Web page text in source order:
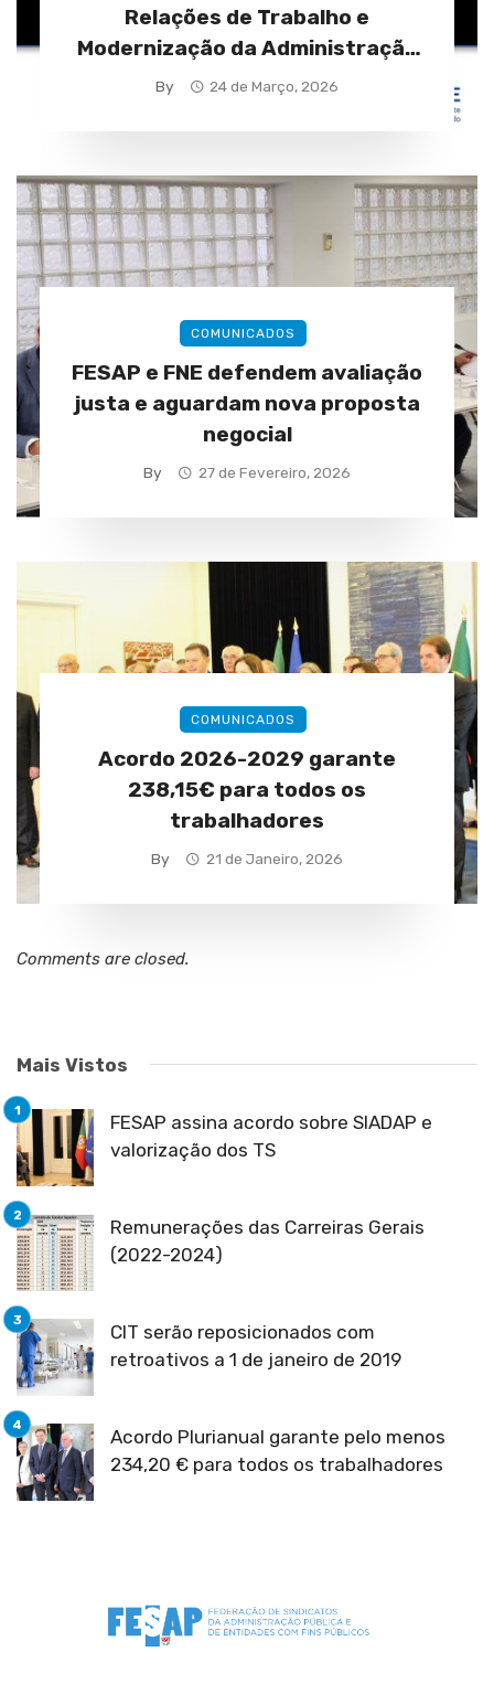
Relações de Trabalho e
Modernização da Administração
Pública (28 a 30 de abril)
By 24 de Março, 2026
COMUNICADOS
FESAP e FNE defendem avaliação
justa e aguardam nova proposta
negocial
By 27 de Fevereiro, 2026
COMUNICADOS
Acordo 2026-2029 garante
238,15€ para todos os
trabalhadores
By 21 de Janeiro, 2026
Comments are closed.
Mais Vistos
FESAP assina acordo sobre SIADAP e
valorização dos TS
Remunerações das Carreiras Gerais
(2022-2024)
CIT serão reposicionados com
retroativos a 1 de janeiro de 2019
Acordo Plurianual garante pelo menos
234,20 € para todos os trabalhadores